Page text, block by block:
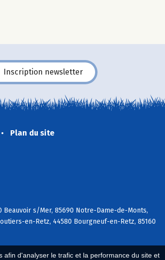
d'analyser le trafic et la performance du site et
Inscription newsletter
Plan du site
Beauvoir s/Mer, 85690 Notre-Dame-de-Monts,
en-Retz, 44580 Bourgneuf-en-Retz, 85160